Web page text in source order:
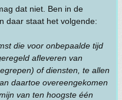
dat niet. Ben in de
daar staat het volgende:
die voor onbepaalde tijd
afleveren van
of diensten, te allen
daartoe overeengekomen
van ten hoogste één